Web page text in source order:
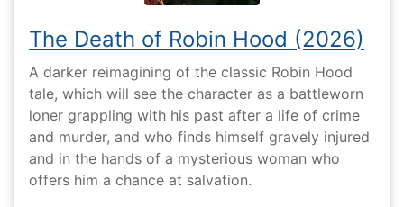
The Death of Robin Hood (2026)
A darker reimagining of the classic Robin Hood
tale, which will see the character as a battleworn
loner grappling with his past after a life of crime
and murder, and who finds himself gravely injured
and in the hands of a mysterious woman who
offers him a chance at salvation.